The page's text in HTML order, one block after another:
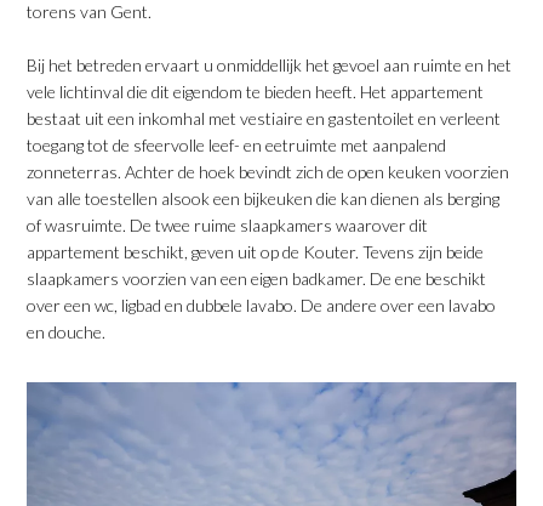
torens van Gent.
Bij het betreden ervaart u onmiddellijk het gevoel aan ruimte en het
vele lichtinval die dit eigendom te bieden heeft. Het appartement
bestaat uit een inkomhal met vestiaire en gastentoilet en verleent
toegang tot de sfeervolle leef- en eetruimte met aanpalend
zonneterras. Achter de hoek bevindt zich de open keuken voorzien
van alle toestellen alsook een bijkeuken die kan dienen als berging
of wasruimte. De twee ruime slaapkamers waarover dit
appartement beschikt, geven uit op de Kouter. Tevens zijn beide
slaapkamers voorzien van een eigen badkamer. De ene beschikt
over een wc, ligbad en dubbele lavabo. De andere over een lavabo
en douche.